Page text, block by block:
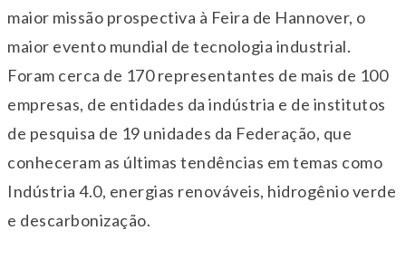
maior missão prospectiva à Feira de Hannover, o
maior evento mundial de tecnologia industrial.
Foram cerca de 170 representantes de mais de 100
empresas, de entidades da indústria e de institutos
de pesquisa de 19 unidades da Federação, que
conheceram as últimas tendências em temas como
Indústria 4.0, energias renováveis, hidrogênio verde
e descarbonização.